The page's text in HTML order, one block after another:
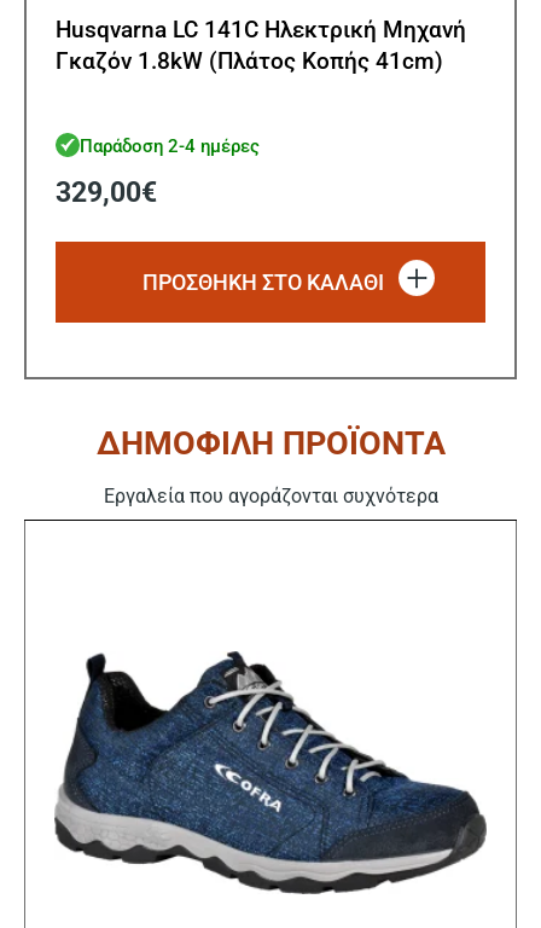
Husqvarna LC 141C Ηλεκτρική Μηχανή
Γκαζόν 1.8kW (Πλάτος Κοπής 41cm)
Παράδοση 2-4 ημέρες
329,00€
ΠΡΟΣΘΗΚΗ ΣΤΟ ΚΑΛΑΘΙ
ΔΗΜΟΦΙΛΗ ΠΡΟΪΟΝΤΑ
Εργαλεία που αγοράζονται συχνότερα